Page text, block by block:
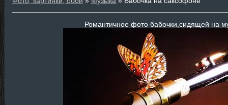
Романтичное фото бабочки,сидящей на